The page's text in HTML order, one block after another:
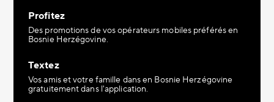
Profitez
Des promotions de vos opérateurs mobiles préférés en
Bosnie Herzégovine.
Textez
Vos amis et votre famille dans en Bosnie Herzégovine
gratuitement dans l'application.